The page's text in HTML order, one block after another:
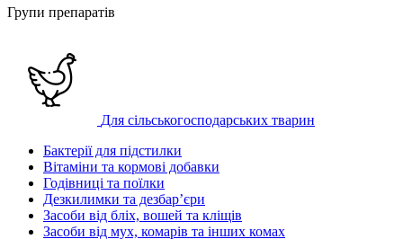
Групи препаратів
Для сільськогосподарських тварин
Бактерії для підстилки
Вітаміни та кормові добавки
Годівниці та поїлки
Дезкилимки та дезбарʼєри
Засоби від бліх, вошей та кліщів
Засоби від мух, комарів та інших комах